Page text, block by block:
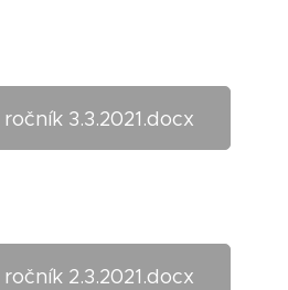
3.3.2021.docx
2.3.2021.docx